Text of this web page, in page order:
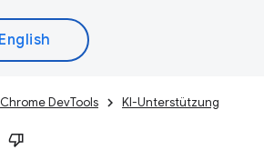
Chrome DevTools KI-Unterstützung